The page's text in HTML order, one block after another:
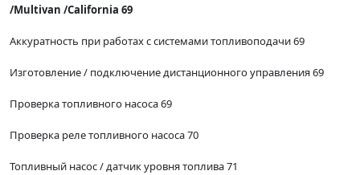
/Multivan /California 69
Аккуратность при работах с системами топливоподачи 69
Изготовление / подключение дистанционного управления 69
Проверка топливного насоса 69
Проверка реле топливного насоса 70
Топливный насос / датчик уровня топлива 71